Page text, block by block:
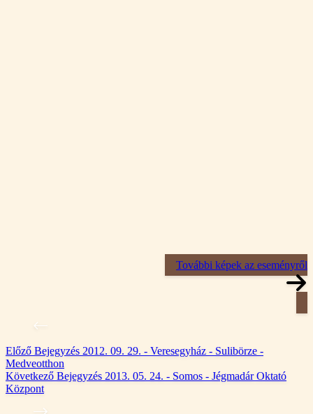
További képek az eseményről
Előző Bejegyzés 2012. 09. 29. - Veresegyház - Sulibörze -
Medveotthon
Következő Bejegyzés 2013. 05. 24. - Somos - Jégmadár Oktató
Központ